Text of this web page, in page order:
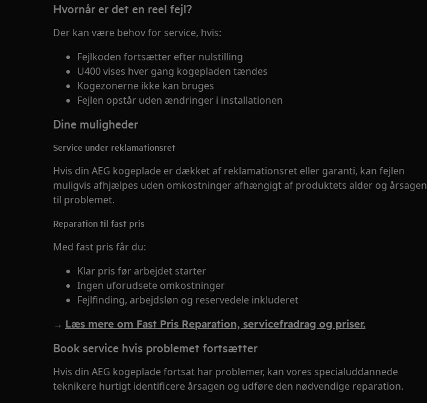
Hvornår er det en reel fejl?
Der kan være behov for service, hvis:
Fejlkoden fortsætter efter nulstilling
U400 vises hver gang kogepladen tændes
Kogezonerne ikke kan bruges
Fejlen opstår uden ændringer i installationen
Dine muligheder
Service under reklamationsret
Hvis din AEG kogeplade er dækket af reklamationsret eller garanti, kan fejlen
muligvis afhjælpes uden omkostninger afhængigt af produktets alder og årsagen
til problemet.
Reparation til fast pris
Med fast pris får du:
Klar pris før arbejdet starter
Ingen uforudsete omkostninger
Fejlfinding, arbejdsløn og reservedele inkluderet
→ Læs mere om Fast Pris Reparation, servicefradrag og priser.
Book service hvis problemet fortsætter
Hvis din AEG kogeplade fortsat har problemer, kan vores specialuddannede
teknikere hurtigt identificere årsagen og udføre den nødvendige reparation.